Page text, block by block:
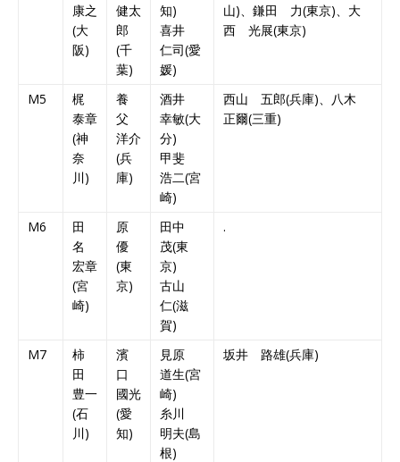
康之
(大
阪)
健太
郎
(千
葉)
知)
喜井
仁司(愛
媛)
山)、鎌田 力(東京)、大
西 光展(東京)
M5
梶
泰章
(神
奈
川)
養
父
洋介
(兵
庫)
酒井
幸敏(大
分)
甲斐
浩二(宮
崎)
西山 五郎(兵庫)、八木
正爾(三重)
M6
田
名
宏章
(宮
崎)
原
優
(東
京)
田中
茂(東
京)
古山
仁(滋
賀)
.
M7
柿
田
豊一
(石
川)
濱
口
國光
(愛
知)
見原
道生(宮
崎)
糸川
明夫(島
根)
坂井 路雄(兵庫)